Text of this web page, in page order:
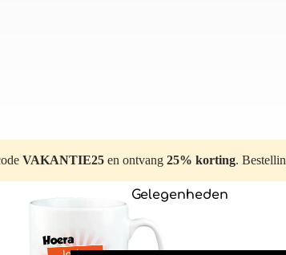
Gelegenheden
VAKANTIE25 en ontvang 25% korting.